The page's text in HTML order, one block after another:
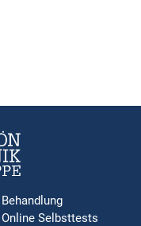
Behandlung
Online Selbsttests